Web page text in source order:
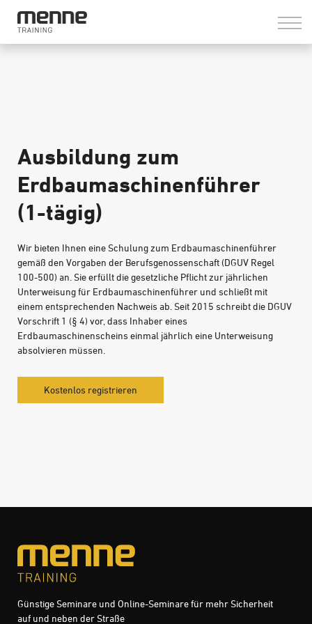
Ausbildung zum
Erdbaumaschinenführer
(1-tägig)
Wir bieten Ihnen eine Schulung zum Erdbaumaschinenführer
gemäß den Vorgaben der Berufsgenossenschaft (DGUV Regel
100-500) an. Sie erfüllt die gesetzliche Pflicht zur jährlichen
Unterweisung für Erdbaumaschinenführer und schließt mit
einem entsprechenden Nachweis ab. Seit 2015 schreibt die DGUV
Vorschrift 1 (§ 4) vor, dass Inhaber eines
Erdbaumaschinenscheins einmal jährlich eine Unterweisung
absolvieren müssen.
Kostenlos registrieren
Günstige Seminare und Online-Seminare für mehr Sicherheit
auf und neben der Straße